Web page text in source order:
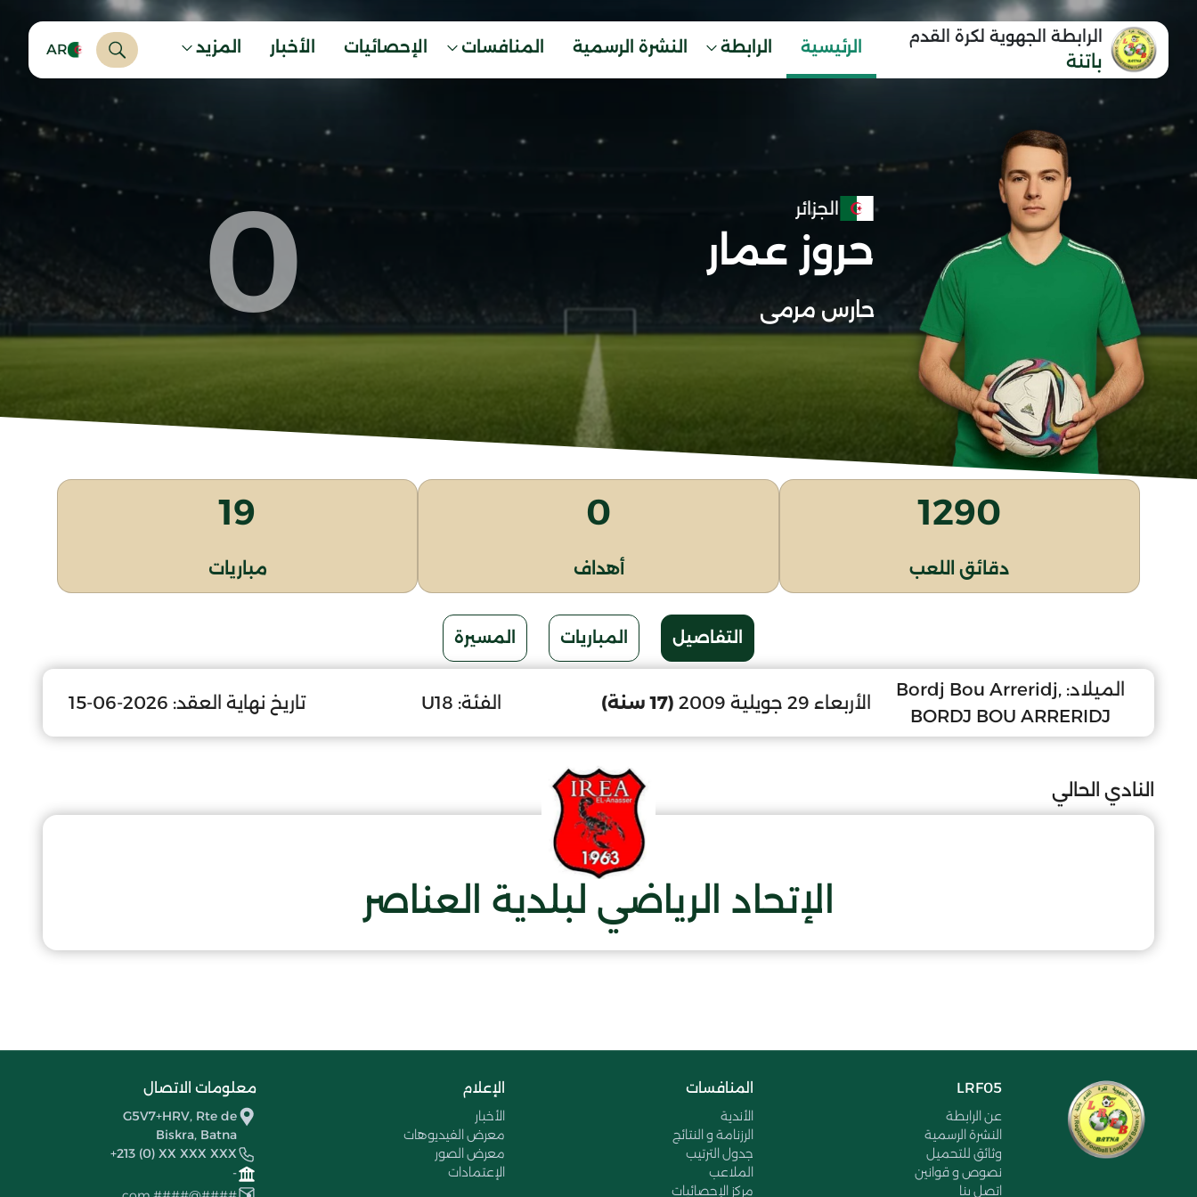
الرابطة الجهوية لكرة القدم
باتنة
الرئيسية الرابطة النشرة الرسمية المنافسات الإحصائيات الأخبار المزيد AR
الجزائر
حروز عمار
حارس مرمى 0
1290
دقائق اللعب
0
أهداف
19
مباريات
التفاصيل المباريات المسيرة
الميلاد: Bordj Bou Arreridj,
BORDJ BOU ARRERIDJ
الأربعاء 29 جويلية 2009 (17 سنة) الفئة: U18 تاريخ نهاية العقد: 2026-06-15
النادي الحالي
الإتحاد الرياضي لبلدية العناصر
LRF05
عن الرابطة
النشرة الرسمية
وثائق للتحميل
نصوص و قوانين
اتصل بنا
المنافسات
الأندية
الرزنامة و النتائج
جدول الترتيب
الملاعب
مركز الإحصائيات
الإعلام
الأخبار
معرض الفيديوهات
معرض الصور
الإعتمادات
معلومات الاتصال
G5V7+HRV, Rte de
Biskra, Batna
+213 (0) XX XXX XXX
-